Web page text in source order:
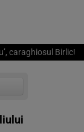
caraghiosul Birlic!